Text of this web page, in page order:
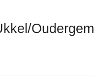
Oudergem